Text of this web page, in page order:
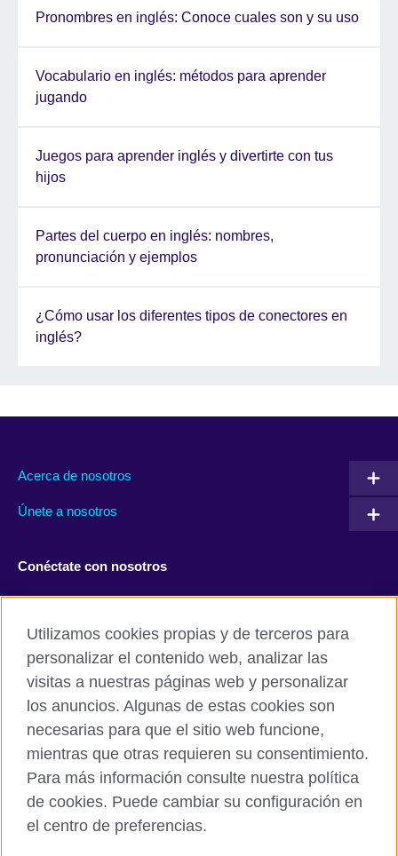
Pronombres en inglés: Conoce cuales son y su uso
Vocabulario en inglés: métodos para aprender
jugando
Juegos para aprender inglés y divertirte con tus
hijos
Partes del cuerpo en inglés: nombres,
pronunciación y ejemplos
¿Cómo usar los diferentes tipos de conectores en
inglés?
Acerca de nosotros
Únete a nosotros
Conéctate con nosotros
British Council global
Políticas de privacidad y condiciones de uso
Utilizamos cookies propias y de terceros para
personalizar el contenido web, analizar las
visitas a nuestras páginas web y personalizar
los anuncios. Algunas de estas cookies son
necesarias para que el sitio web funcione,
mientras que otras requieren su consentimiento.
Para más información consulte nuestra política
de cookies. Puede cambiar su configuración en
el centro de preferencias.